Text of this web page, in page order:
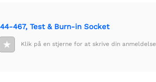
467, Test & Burn-in Socket
★ Klik på en stjerne for at skrive din anmeldelse